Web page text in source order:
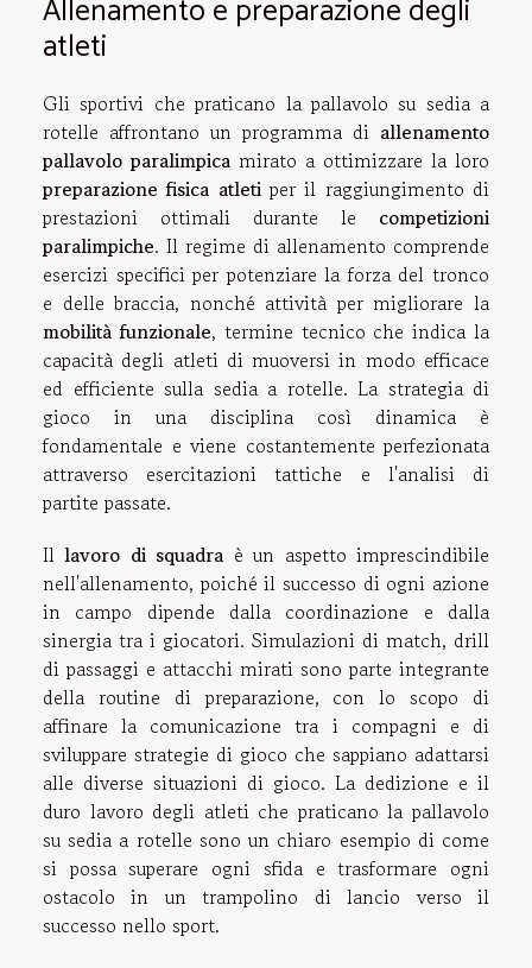
Allenamento e preparazione degli
atleti
Gli sportivi che praticano la pallavolo su sedia a
rotelle affrontano un programma di allenamento
pallavolo paralimpica mirato a ottimizzare la loro
preparazione fisica atletiper il raggiungimento di
prestazioni ottimali durante le competizioni
paralimpiche. Il regime di allenamento comprende
esercizi specifici per potenziare la forza del tronco
e delle braccia, nonché attività per migliorare la
mobilità funzionale, termine tecnico che indica la
capacità degli atleti di muoversi in modo efficace
ed efficiente sulla sedia a rotelle. La strategia di
gioco in una disciplina così dinamica è
fondamentale e viene costantemente perfezionata
attraverso esercitazioni tattiche e l'analisi di
partite passate.
Illavoro di squadra è un aspetto imprescindibile
nell'allenamento, poiché il successo di ogni azione
in campo dipende dalla coordinazione e dalla
sinergia tra i giocatori. Simulazioni di match, drill
di passaggi e attacchi mirati sono parte integrante
della routine di preparazione, con lo scopo di
affinare la comunicazione tra i compagni e di
sviluppare strategie di gioco che sappiano adattarsi
alle diverse situazioni di gioco. La dedizione e il
duro lavoro degli atleti che praticano la pallavolo
su sedia a rotelle sono un chiaro esempio di come
si possa superare ogni sfida e trasformare ogni
ostacolo in un trampolino di lancio verso il
successo nello sport.